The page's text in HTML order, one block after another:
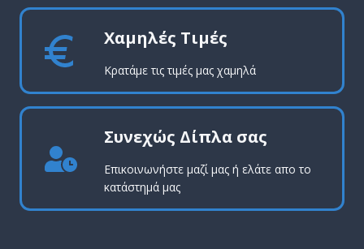
Χαμηλές Τιμές
Κρατάμε τις τιμές μας χαμηλά
Συνεχώς Δίπλα σας
Επικοινωνήστε μαζί μας ή ελάτε απο το
κατάστημά μας